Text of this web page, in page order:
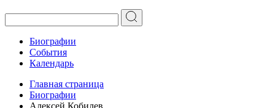
Биографии
События
Календарь
Главная страница
Биографии
Алексей Кобилев